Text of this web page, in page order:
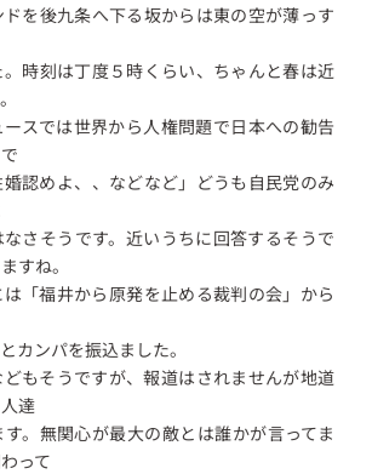
を後九条へ下る坂からは東の空が薄っす
時刻は丁度５時くらい、ちゃんと春は近
スでは世界から人権問題で日本への勧告
婚認めよ、、などなど」どうも自民党のみ
さそうです。近いうちに回答するそうで
すね。
「福井から原発を止める裁判の会」から
カンパを振込ました。
もそうですが、報道はされませんが地道
達
。無関心が最大の敵とは誰かが言ってま
って